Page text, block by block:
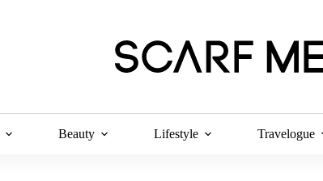
Beauty Lifestyle Travelogue